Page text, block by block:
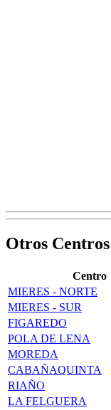
Otros
Centro
MIERES - NORTE
MIERES - SUR
FIGAREDO
POLA DE LENA
MOREDA
CABAÑAQUINTA
RIAÑO
LA FELGUERA